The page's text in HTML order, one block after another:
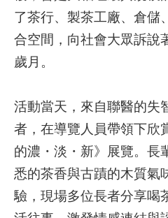
學
研
究
站
導
覽
回
首
頁
了茶行、製茶工廠、倉儲
合空間，向社會大眾訴說
歲月。
活動當天，來自聯醫的失
者，在導覽人員帶領下欣
的濃・淡・新》展覽。長
悉的茶香與古蹟的木質氣
驗，現場多位長者分享喝